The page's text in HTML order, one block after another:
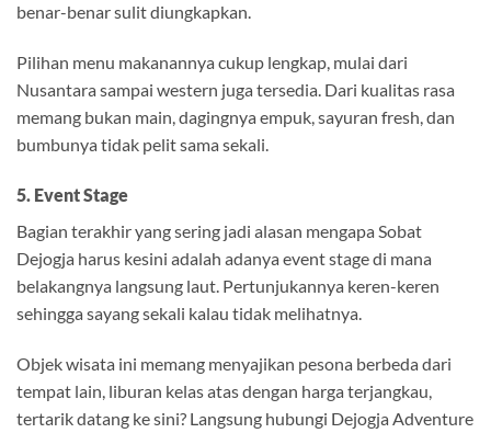
benar-benar sulit diungkapkan.
Pilihan menu makanannya cukup lengkap, mulai dari
Nusantara sampai western juga tersedia. Dari kualitas rasa
memang bukan main, dagingnya empuk, sayuran fresh, dan
bumbunya tidak pelit sama sekali.
5. Event Stage
Bagian terakhir yang sering jadi alasan mengapa Sobat
Dejogja harus kesini adalah adanya event stage di mana
belakangnya langsung laut. Pertunjukannya keren-keren
sehingga sayang sekali kalau tidak melihatnya.
Objek wisata ini memang menyajikan pesona berbeda dari
tempat lain, liburan kelas atas dengan harga terjangkau,
tertarik datang ke sini? Langsung hubungi Dejogja Adventure